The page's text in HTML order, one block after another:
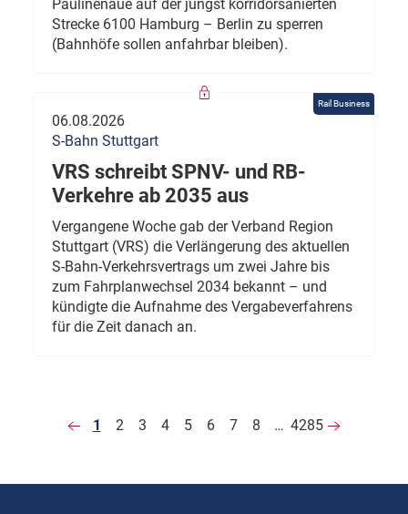
Paulinenaue auf der jüngst korridorsanierten
Strecke 6100 Hamburg – Berlin zu sperren
(Bahnhöfe sollen anfahrbar bleiben).
Rail Business
06.08.2026
S-Bahn Stuttgart
VRS schreibt SPNV- und RB-
Verkehre ab 2035 aus
Vergangene Woche gab der Verband Region
Stuttgart (VRS) die Verlängerung des aktuellen
S-Bahn-Verkehrsvertrags um zwei Jahre bis
zum Fahrplanwechsel 2034 bekannt – und
kündigte die Aufnahme des Vergabeverfahrens
für die Zeit danach an.
1 2 3 4 5 6 7 8 … 4285